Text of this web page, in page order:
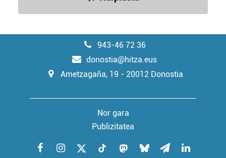
erabiltzeko baimen esplizitua ematen diguzu.Gehiago
943-46 72 36
donostia@hitza.eus
Ametzagaña, 19 - 20012 Donostia
Nor gara
Publizitatea